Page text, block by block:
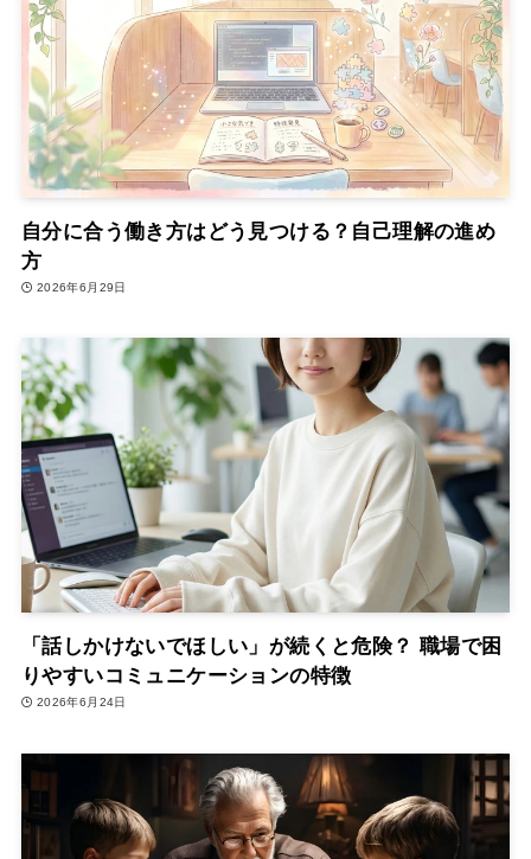
自分に合う働き方はどう見つける？自己理解の進め
方
2026年6月29日
「話しかけないでほしい」が続くと危険？ 職場で困
りやすいコミュニケーションの特徴
2026年6月24日